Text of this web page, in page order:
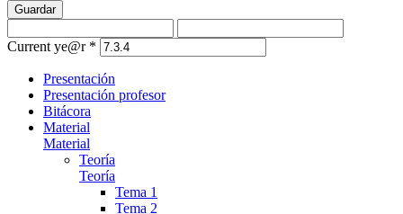
Guardar
Current ye@r *
Presentación
Presentación profesor
Bitácora
Material
Material
Teoría
Teoría
Tema 1
Tema 2